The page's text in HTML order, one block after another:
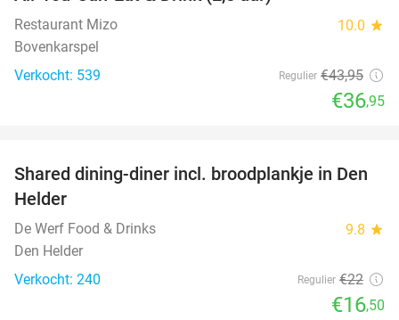
Restaurant Mizo 10.0 star
Bovenkarspel
Verkocht: 539
Regulier €43,95
€36,95
25%
Shared dining-diner incl. broodplankje in Den
Helder
De Werf Food & Drinks 9.8 star
Den Helder
Verkocht: 240
Regulier €22
€16,50